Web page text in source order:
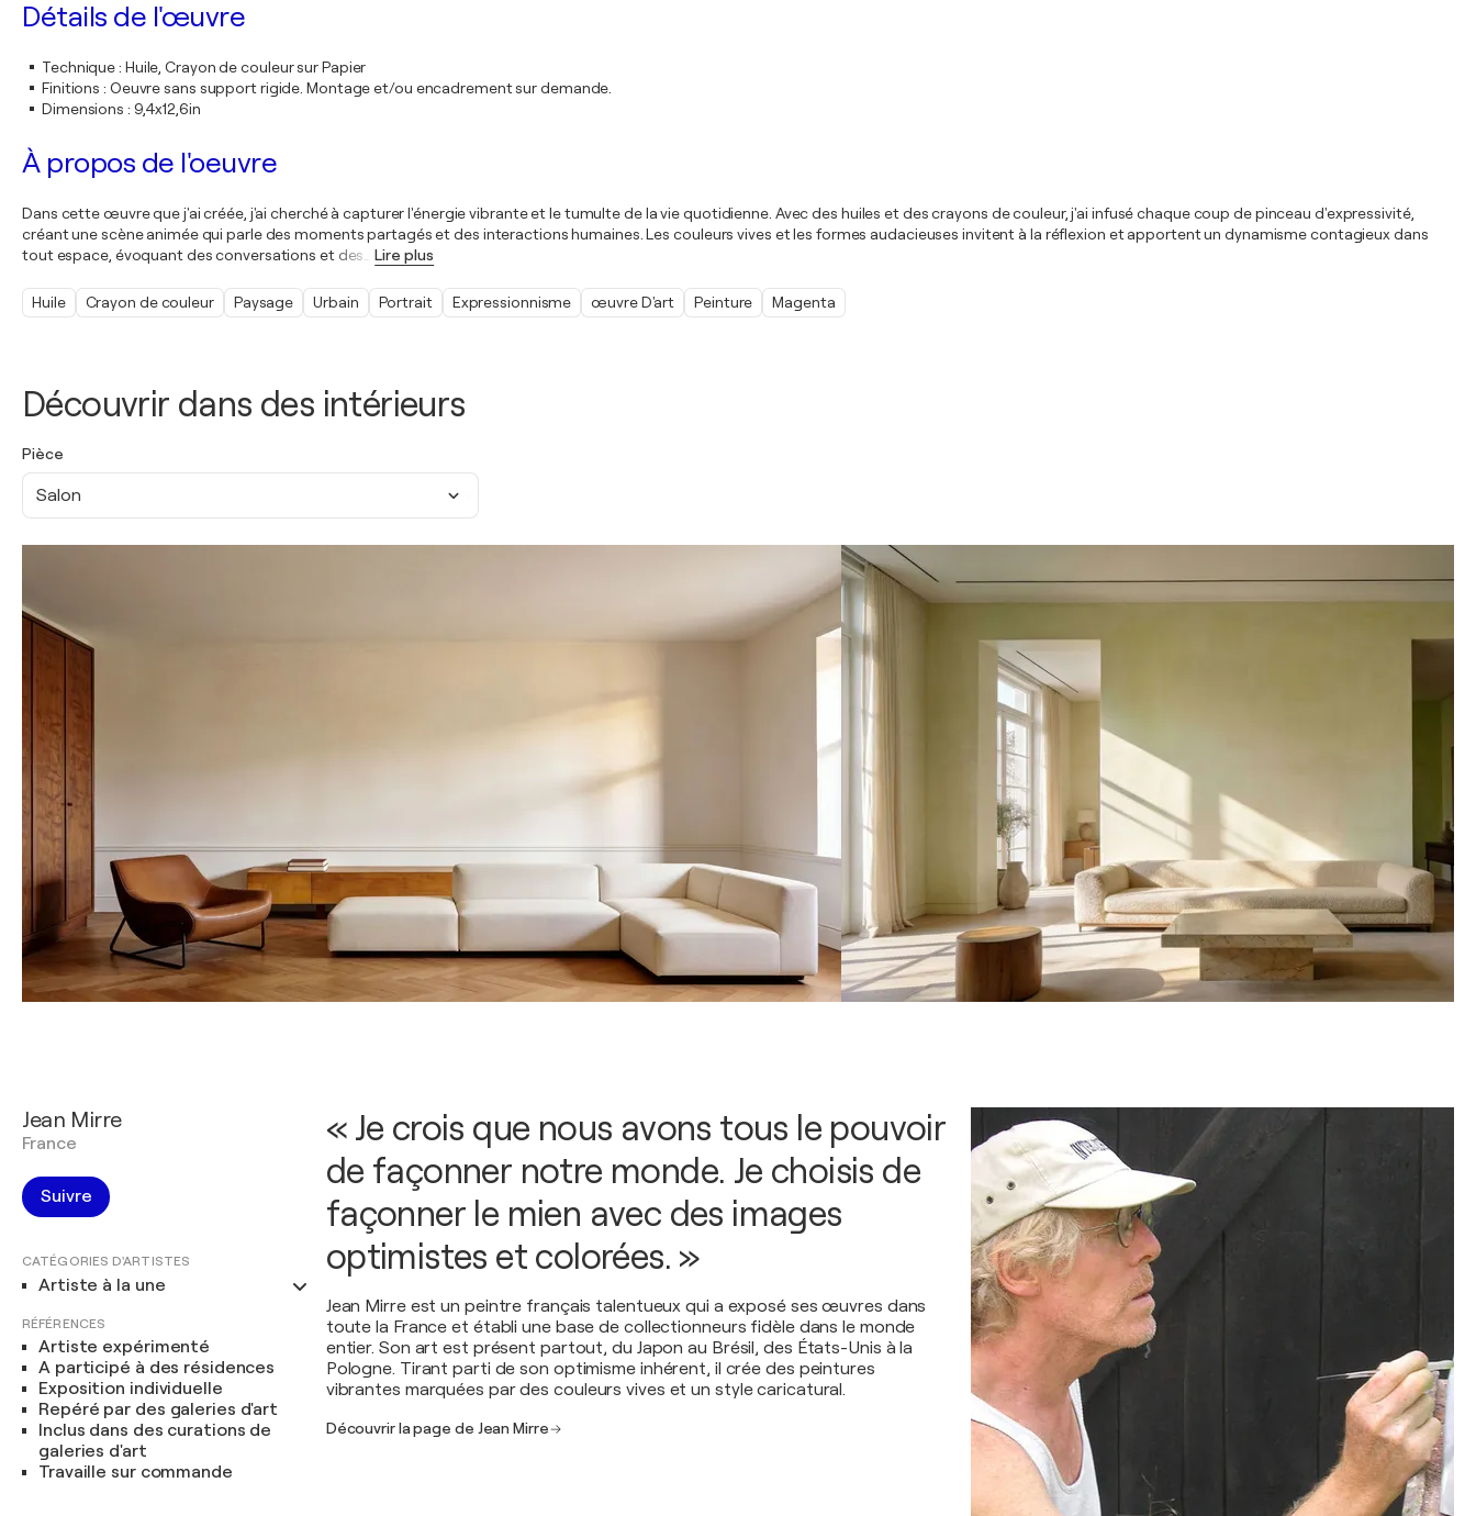
Découvrir dans des intérieurs
Pièce
Salon
Détails de l'œuvre
Technique: Huile, Crayon de couleur sur Papier
Finitions : Oeuvre sans support rigide. Montage et/ou encadrement sur demande.
Dimensions : 9,4x12,6in
À propos de l'oeuvre
Dans cette œuvre que j'ai créée, j'ai cherché à capturer l'énergie vibrante et le tumulte de la vie quotidienne. Avec des huiles et des crayons de couleur, j'ai infusé chaque coup de pinceau d'expressivité,
créant une scène animée qui parle des moments partagés et des interactions humaines. Les couleurs vives et les formes audacieuses invitent à la réflexion et apportent un dynamisme contagieux dans
tout espace, évoquant des conversations et des
Lire plus
Huile Crayon de couleur Paysage Urbain Portrait Expressionnisme œuvre D'art Peinture Magenta
Jean Mirre
France
Suivre
CATÉGORIES D'ARTISTES
Artiste à la une
RÉFÉRENCES
Artiste expérimenté
A participé à des résidences
Exposition individuelle
Repéré par des galeries d'art
Inclus dans des curations de
galeries d'art
Travaille sur commande
« Je crois que nous avons tous le pouvoir
de façonner notre monde. Je choisis de
façonner le mien avec des images
optimistes et colorées. »
Jean Mirre est un peintre français talentueux qui a exposé ses œuvres dans
toute la France et établi une base de collectionneurs fidèle dans le monde
entier. Son art est présent partout, du Japon au Brésil, des États-Unis à la
Pologne. Tirant parti de son optimisme inhérent, il crée des peintures
vibrantes marquées par des couleurs vives et un style caricatural.
Découvrir la page de Jean Mirre